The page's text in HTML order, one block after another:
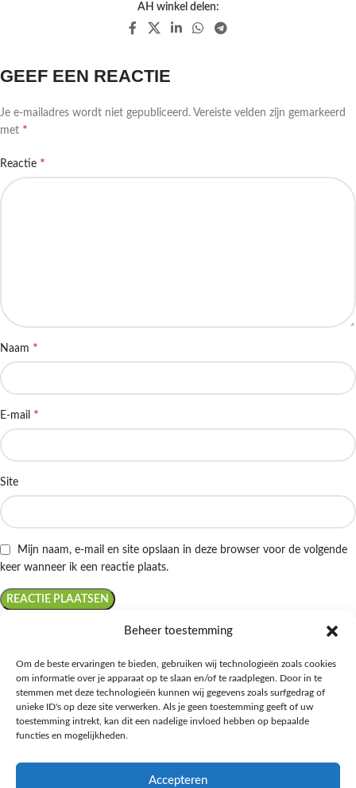
Beheer toestemming
Om de beste ervaringen te bieden, gebruiken wij technologieën zoals cookies
om informatie over je apparaat op te slaan en/of te raadplegen. Door in te
stemmen met deze technologieën kunnen wij gegevens zoals surfgedrag of
unieke ID's op deze site verwerken. Als je geen toestemming geeft of uw
toestemming intrekt, kan dit een nadelige invloed hebben op bepaalde
functies en mogelijkheden.
Accepteren
AH winkel delen:
GEEF EEN REACTIE
Je e-mailadres wordt niet gepubliceerd. Vereiste velden zijn gemarkeerd
met *
Reactie *
Naam *
E-mail *
Site
Mijn naam, e-mail en site opslaan in deze browser voor de volgende
keer wanneer ik een reactie plaats.
Ontdek de beste keto-vriendelijke keuzes van Albert Heijn, verrijk je
kennis met onze diepgaande blogs over het keto-dieet, en deel jouw
favoriete keto recepten in onze bruisende online gemeenschap!